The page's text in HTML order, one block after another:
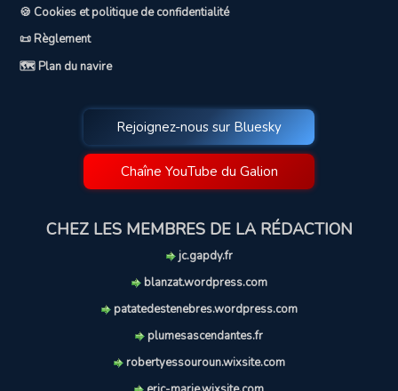
🍪 Cookies et politique de confidentialité
📜 Règlement
🗺️ Plan du navire
Rejoignez-nous sur Bluesky
Chaîne YouTube du Galion
CHEZ LES MEMBRES DE LA RÉDACTION
jc.gapdy.fr
blanzat.wordpress.com
patatedestenebres.wordpress.com
plumesascendantes.fr
robertyessouroun.wixsite.com